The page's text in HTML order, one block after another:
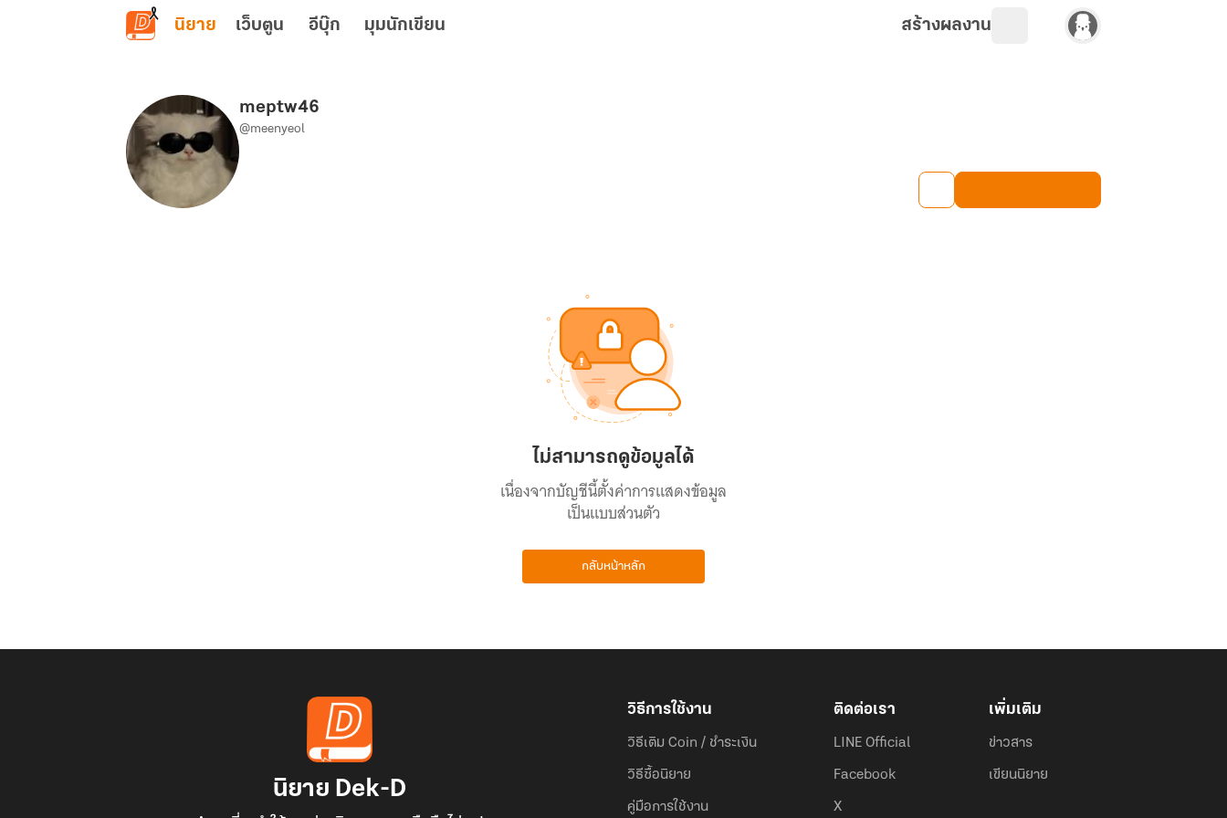
ข้ามไปยังเนื้อหาหลัก
นิยาย เว็บตูน อีบุ๊ก มุมนักเขียน สร้างผลงาน
meptw46
@meenyeol
ไม่สามารถดูข้อมูลได้
เนื่องจากบัญชีนี้ตั้งค่าการแสดงข้อมูล
เป็นแบบส่วนตัว
กลับหน้าหลัก
นิยาย Dek-D
วิธีการใช้งาน
วิธีเติม Coin / ชำระเงิน
วิธีซื้อนิยาย
คู่มือการใช้งาน
ติดต่อเรา
LINE Official
Facebook
X
เพิ่มเติม
ข่าวสาร
เขียนนิยาย